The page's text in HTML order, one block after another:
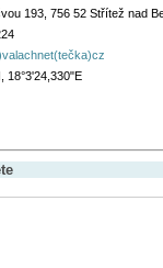
193, 756 52 Střítež nad
18°3'24,330"E